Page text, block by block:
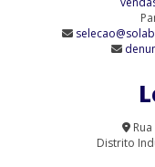
Agitador Magnético
Agitador Magnético
Distrito